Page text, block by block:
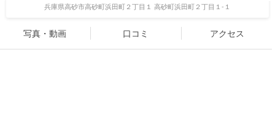
兵庫県高砂市高砂町浜田町２丁目１ 高砂町浜田町２丁目１-１
写真・動画 口コミ アクセス